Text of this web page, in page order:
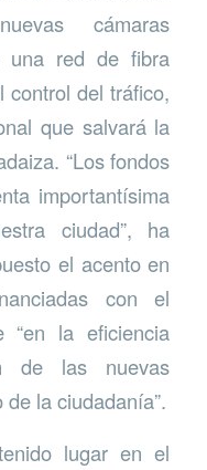
cámaras
una red de fibra
control del tráfico,
que salvará la
“Los fondos
importantísima
ciudad”, ha
el acento en
con el
“en la eficiencia
de las nuevas
la ciudadanía”.
lugar en el